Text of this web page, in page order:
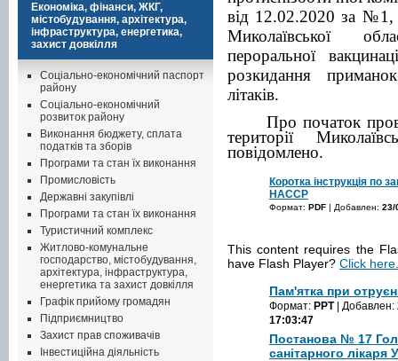
Економіка, фінанси, ЖКГ,
містобудування, архітектура,
інфраструктура, енергетика,
захист довкілля
Соціально-економічний паспорт
району
Соціально-економічний
розвиток району
Виконання бюджету, сплата
податків та зборів
Програми та стан їх виконання
Промисловість
Державні закупівлі
Програми та стан їх виконання
Туристичний комплекс
Житлово-комунальне
господарство, містобудування,
архітектура, інфраструктура,
енергетика та захист довкілля
Графік прийому громадян
Підприємництво
Захист прав споживачів
Інвестиційна діяльність
від 12.02.2020 за №1,
Миколаївської
пероральної
розкидання
літаків.
Про початок
території
повідомлено.
Коротка інструкція по
НАССР
Формат: PDF | Добавлен: 23/
This content requires the
have Flash Player? Click here.
Пам'ятка при
Формат: PPT| Добавлен:
17:03:47
Постанова № 17
санітарного лікаря